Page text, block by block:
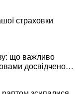
страховки
що важливо
досвідченої